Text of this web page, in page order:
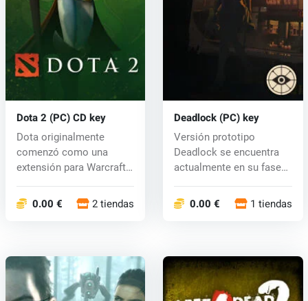
Dota 2 (PC) CD key
Dota originalmente
comenzó como una
extensión para Warcraft 3
0.00 € 2 tiendas
Deadlock (PC) key
Versión prototipo
Deadlock se encuentra
actualmente en su fase
0.00 € 1 tiendas